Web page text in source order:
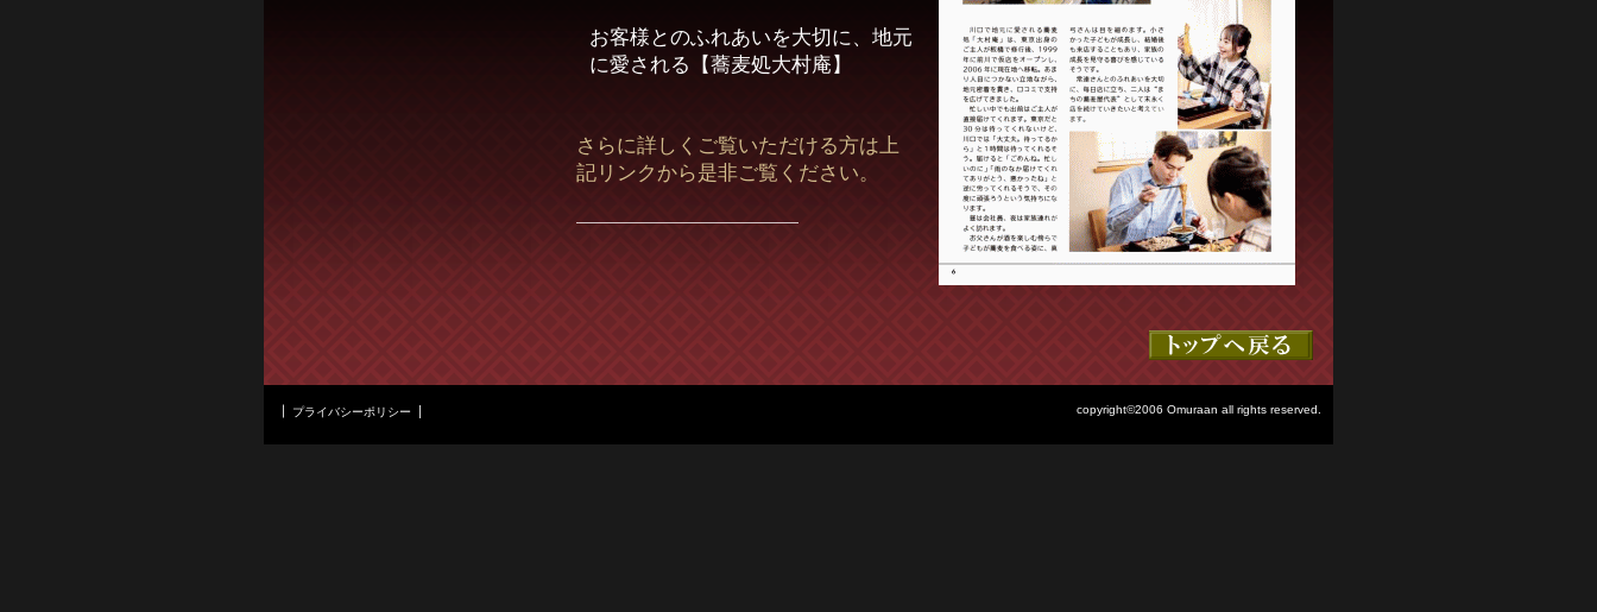
お客様とのふれあいを大切に、地元
に愛される【蕎麦処大村庵】
さらに詳しくご覧いただける方は上
記リンクから是非ご覧ください。
―――――――――――――――――
copyright©2006 Omuraan all rights reserved.
プライバシーポリシー